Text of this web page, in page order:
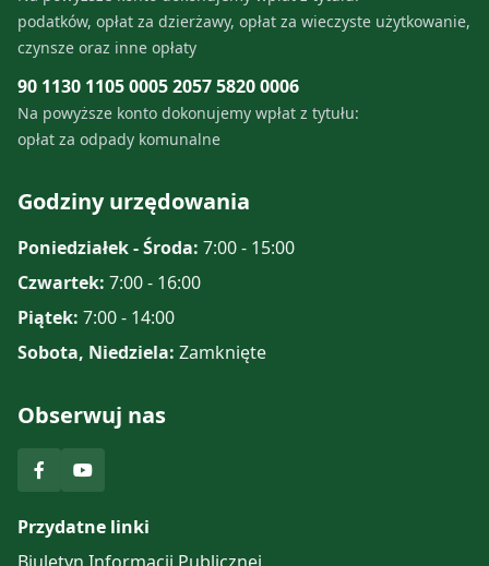
podatków, opłat za dzierżawy, opłat za wieczyste użytkowanie,
czynsze oraz inne opłaty
90 1130 1105 0005 2057 5820 0006
Na powyższe konto dokonujemy wpłat z tytułu:
opłat za odpady komunalne
Godziny urzędowania
Poniedziałek - Środa: 7:00 - 15:00
Czwartek: 7:00 - 16:00
Piątek: 7:00 - 14:00
Sobota, Niedziela: Zamknięte
Obserwuj nas
Przydatne linki